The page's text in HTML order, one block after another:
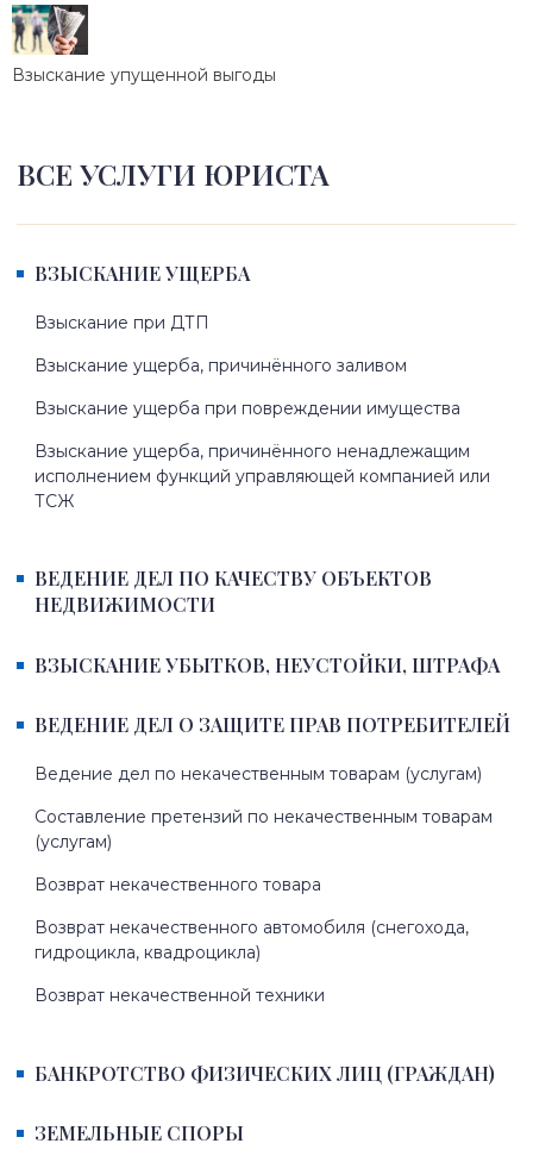
Взыскание упущенной выгоды
ВСЕ УСЛУГИ ЮРИСТА
ВЗЫСКАНИЕ УЩЕРБА
Взыскание при ДТП
Взыскание ущерба, причинённого заливом
Взыскание ущерба при повреждении имущества
Взыскание ущерба, причинённого ненадлежащим
исполнением функций управляющей компанией или
ТСЖ
ВЕДЕНИЕ ДЕЛ ПО КАЧЕСТВУ ОБЪЕКТОВ
НЕДВИЖИМОСТИ
ВЗЫСКАНИЕ УБЫТКОВ, НЕУСТОЙКИ, ШТРАФА
ВЕДЕНИЕ ДЕЛ О ЗАЩИТЕ ПРАВ ПОТРЕБИТЕЛЕЙ
Ведение дел по некачественным товарам (услугам)
Составление претензий по некачественным товарам
(услугам)
Возврат некачественного товара
Возврат некачественного автомобиля (снегохода,
гидроцикла, квадроцикла)
Возврат некачественной техники
БАНКРОТСТВО ФИЗИЧЕСКИХ ЛИЦ (ГРАЖДАН)
ЗЕМЕЛЬНЫЕ СПОРЫ